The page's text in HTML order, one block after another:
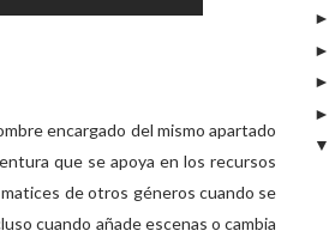
encargado del mismo apartado
que se apoya en los recursos
de otros géneros cuando se
cuando añade escenas o cambia
►
►
►
►
▼